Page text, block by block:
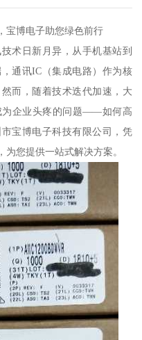
宝博电子助您绿色前行
术日新月异，从手机基站到
通讯IC（集成电路）作为核
而，随着技术迭代加速，大
为企业头疼的问题——如何高
宝博电子科技有限公司，凭
您提供一站式解决方案。